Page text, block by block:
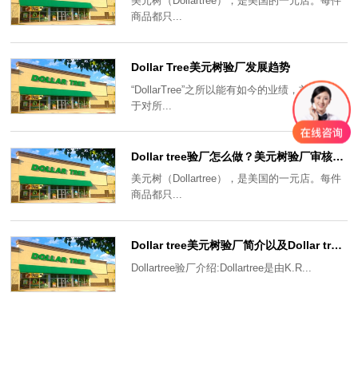
商品都只...
Dollar Tree美元树验厂发展趋势
“DollarTree”之所以能有如今的业绩，首先取决
于对所...
Dollar tree验厂怎么做？美元树验厂审核流程以及审核要求
美元树（Dollartree），是美国的一元店。每件
商品都只...
Dollar tree美元树验厂简介以及Dollar tree验厂产生背景
Dollartree验厂介绍:Dollartree是由K.R...